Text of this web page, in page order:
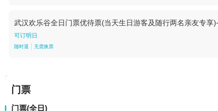
武汉欢乐谷全日门票优待票(当天生日游客及随行两名亲友专享
可订明日
随时退 无需换票
门票
门票(全日)